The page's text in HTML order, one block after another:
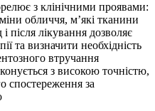
з клінічними проявами:
обличчя, м’які тканини
після лікування дозволяє
та визначити необхідність
втручання
з високою точністю,
спостереження за